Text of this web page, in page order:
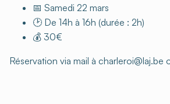
📅 Samedi 22 mars
🕑 De 14h à 16h (durée : 2h)
💰 30€
Réservation via mail à charleroi@laj.be